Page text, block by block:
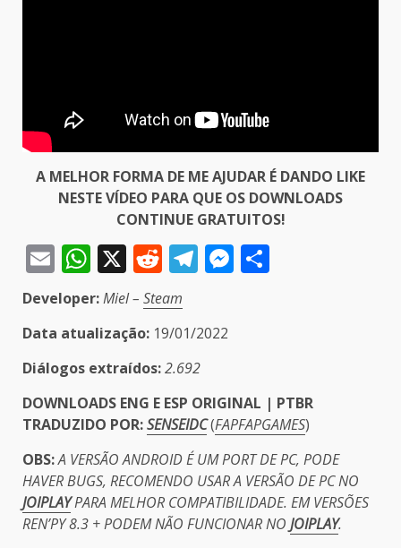
A MELHOR FORMA DE ME AJUDAR É DANDO LIKE
NESTE VÍDEO PARA QUE OS DOWNLOADS
CONTINUE GRATUITOS!
EmailWhatsApp
X Reddit
Telegram
Messenger
Developer:Miel – Steam
Data atualização: 19/01/2022
Diálogos extraídos:2.692
DOWNLOADS ENG E ESP ORIGINAL | PTBR
TRADUZIDO POR:SENSEIDC(FAPFAPGAMES)
OBS:A VERSÃO ANDROID É UM PORT DE PC, PODE
HAVER BUGS, RECOMENDO USAR A VERSÃO DE PC NO
JOIPLAYPARA MELHOR COMPATIBILIDADE. EM VERSÕES
REN’PY 8.3 + PODEM NÃO FUNCIONAR NO JOIPLAY.